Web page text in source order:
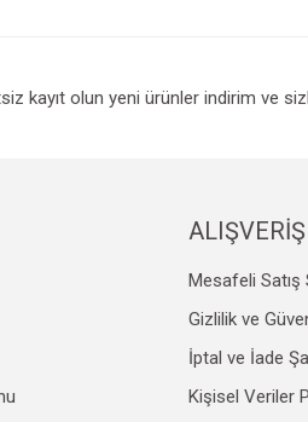
hatalar bulunuyor.
kayıt olun yeni ürünler indirim ve
ALIŞVERİŞ
Mesafeli
Gizlilik ve
İptal ve İade
Kişisel Veriler